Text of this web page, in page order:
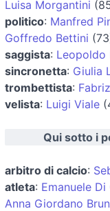
Luisa Morgantini
politico: Manfred
Goffredo Bettini
saggista: Leopoldo
sincronetta: Giulia
trombettista:
velista: Luigi Viale
Qui sotto i
arbitro di calcio:
atleta: Emanuele
Anna Giordano